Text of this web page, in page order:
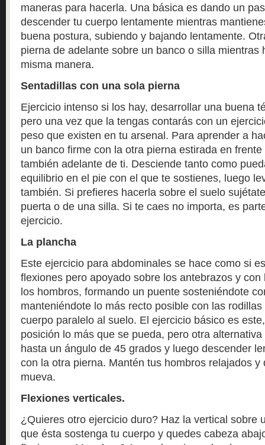
maneras para hacerla. Una básica es dando un
descender tu cuerpo lentamente mientras
buena postura, subiendo y bajando lentamente.
pierna de adelante sobre un banco o silla mientras
misma manera.
Sentadillas con una sola pierna
Ejercicio intenso si los hay, desarrollar una buena
pero una vez que la tengas contarás con un
peso que existen en tu arsenal. Para aprender a
un banco firme con la otra pierna estirada en
también adelante de ti. Desciende tanto como
equilibrio en el pie con el que te sostienes, luego
también. Si prefieres hacerla sobre el suelo
puerta o de una silla. Si te caes no importa, es
ejercicio.
La plancha
Este ejercicio para abdominales se hace como si
flexiones pero apoyado sobre los antebrazos y
los hombros, formando un puente sosteniéndote
manteniéndote lo más recto posible con las
cuerpo paralelo al suelo. El ejercicio básico es
posición lo más que se pueda, pero otra
hasta un ángulo de 45 grados y luego descender
con la otra pierna. Mantén tus hombros relajados y
mueva.
Flexiones verticales.
¿Quieres otro ejercicio duro? Haz la vertical sobre
que ésta sostenga tu cuerpo y quedes cabeza